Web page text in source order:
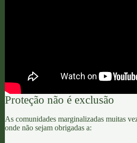
Proteção não é exclusão
As comunidades marginalizadas muitas
onde não sejam obrigadas a: